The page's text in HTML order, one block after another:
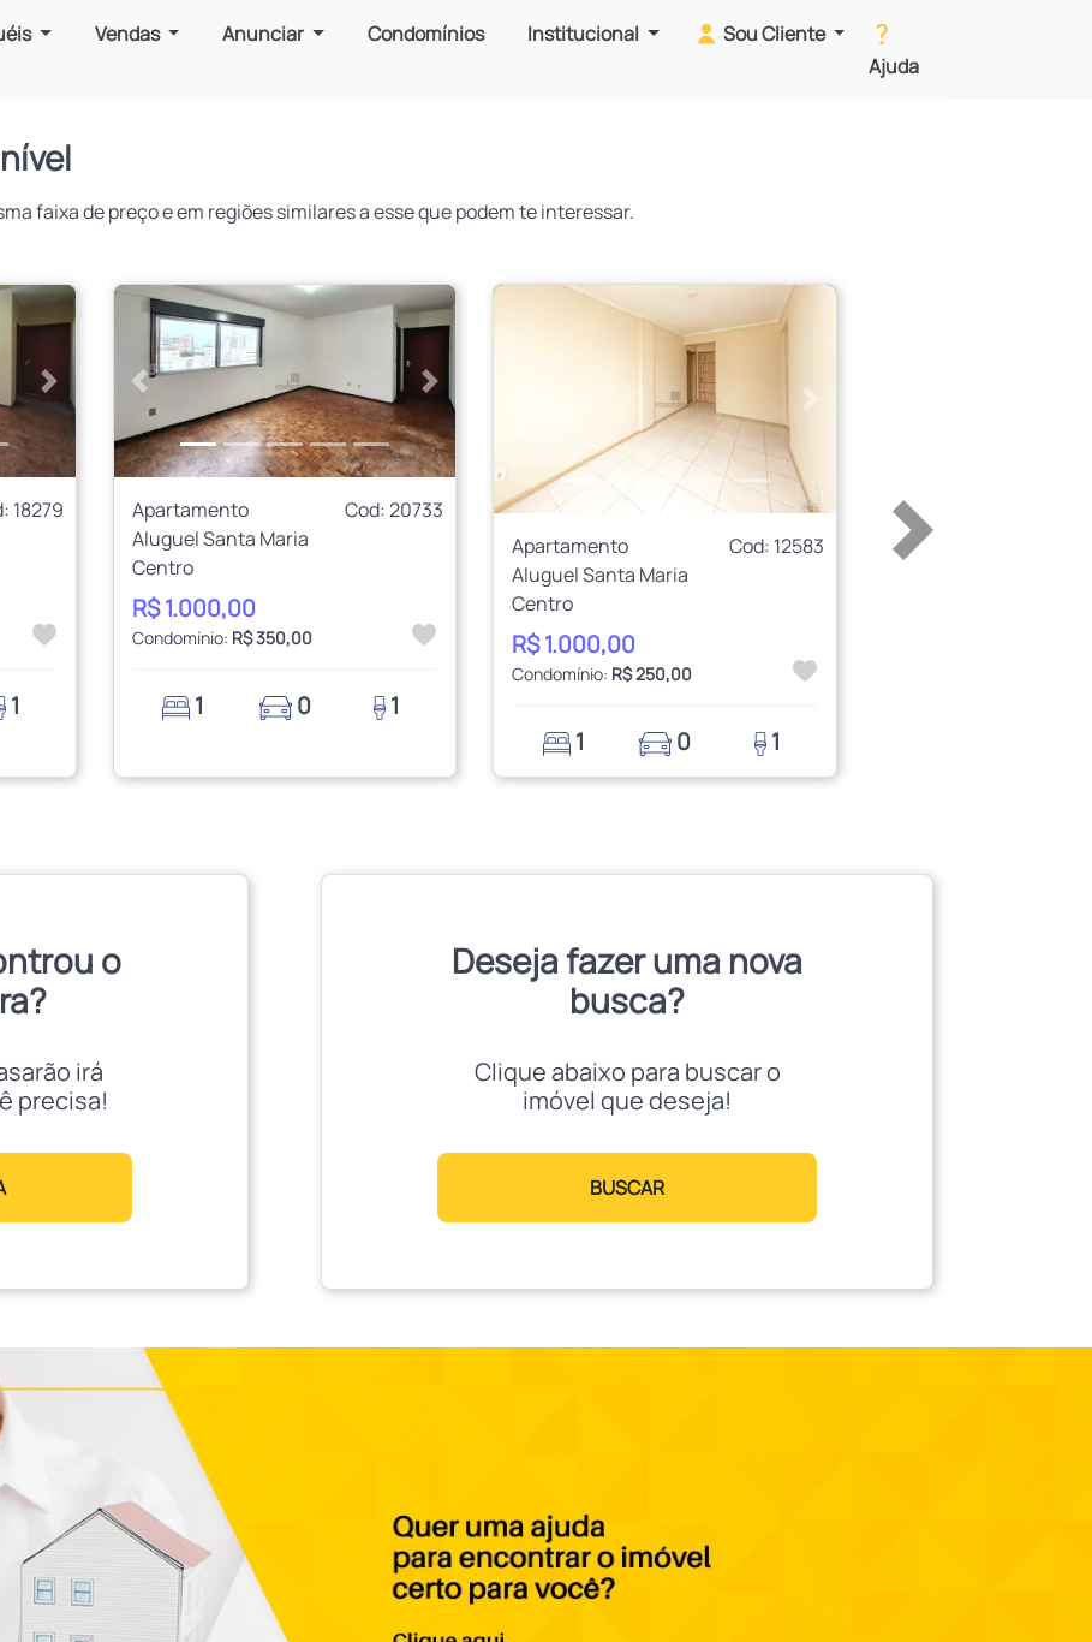
Vendas Anunciar Condomínios Institucional
Sou Cliente
Ajuda
faixa de preço e em regiões similares a esse que podem te interessar.
Próximo
18279
1
Anterior Próximo
Apartamento
Cod: 20733
Aluguel Santa Maria
Centro
R$ 1.000,00
Condomínio: R$ 350,00
1 0 1
Próximo
Apartamento
Cod: 12583
Aluguel Santa Maria
Centro
R$ 1.000,00
Condomínio: R$ 250,00
1 0 1
o
irá
precisa!
Deseja fazer uma nova
busca?
Clique abaixo para buscar o
imóvel que deseja!
BUSCAR